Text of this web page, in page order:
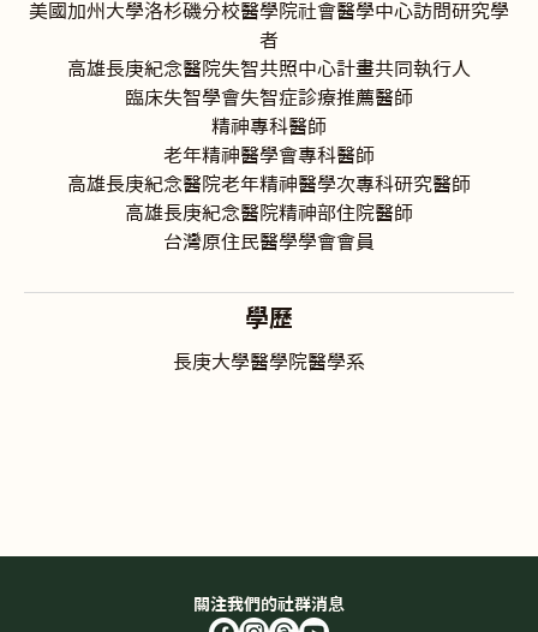
美國加州大學洛杉磯分校醫學院社會醫學中心訪問研究學
者
高雄長庚紀念醫院失智共照中心計畫共同執行人
臨床失智學會失智症診療推薦醫師
精神專科醫師
老年精神醫學會專科醫師
高雄長庚紀念醫院老年精神醫學次專科研究醫師
高雄長庚紀念醫院精神部住院醫師
台灣原住民醫學學會會員
學歷
長庚大學醫學院醫學系
關注我們的社群消息